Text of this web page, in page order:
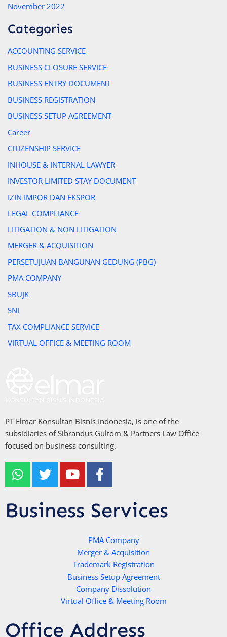
November 2022
Categories
ACCOUNTING SERVICE
BUSINESS CLOSURE SERVICE
BUSINESS ENTRY DOCUMENT
BUSINESS REGISTRATION
BUSINESS SETUP AGREEMENT
Career
CITIZENSHIP SERVICE
INHOUSE & INTERNAL LAWYER
INVESTOR LIMITED STAY DOCUMENT
IZIN IMPOR DAN EKSPOR
LEGAL COMPLIANCE
LITIGATION & NON LITIGATION
MERGER & ACQUISITION
PERSETUJUAN BANGUNAN GEDUNG (PBG)
PMA COMPANY
SBUJK
SNI
TAX COMPLIANCE SERVICE
VIRTUAL OFFICE & MEETING ROOM
PT Elmar Konsultan Bisnis Indonesia, is one of the
subsidiaries of Sibrandus Gultom & Partners Law Office
focused on business consulting.
W
h
a
t
s
T
w
i
t
t
Y
o
u
t
u
F
a
c
e
b
o
k
-
f
Business Services
PMA Company
Merger & Acquisition
Trademark Registration
Business Setup Agreement
Company Dissolution
Virtual Office & Meeting Room
Office Address